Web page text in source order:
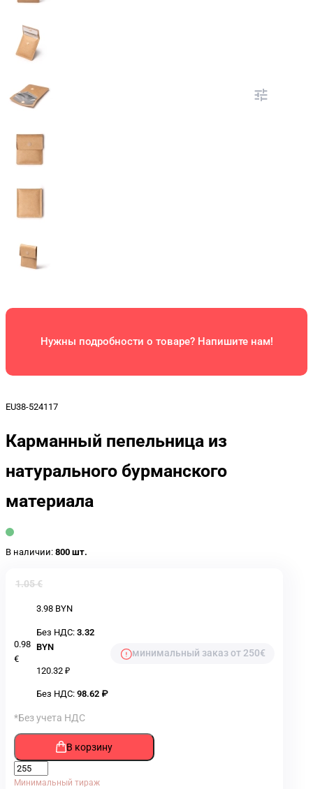
Нужны подробности о товаре? Напишите нам!
EU38-524117
Карманный пепельница из
натурального бурманского
материала
В наличии: 800 шт.
0.98
€
3.98 BYN
Без НДС:3.32
BYN
120.32 ₽
Без НДС:98.62 ₽
минимальный заказ от 250€
1.05 €
*Без учета НДС
В корзину
Минимальный тираж